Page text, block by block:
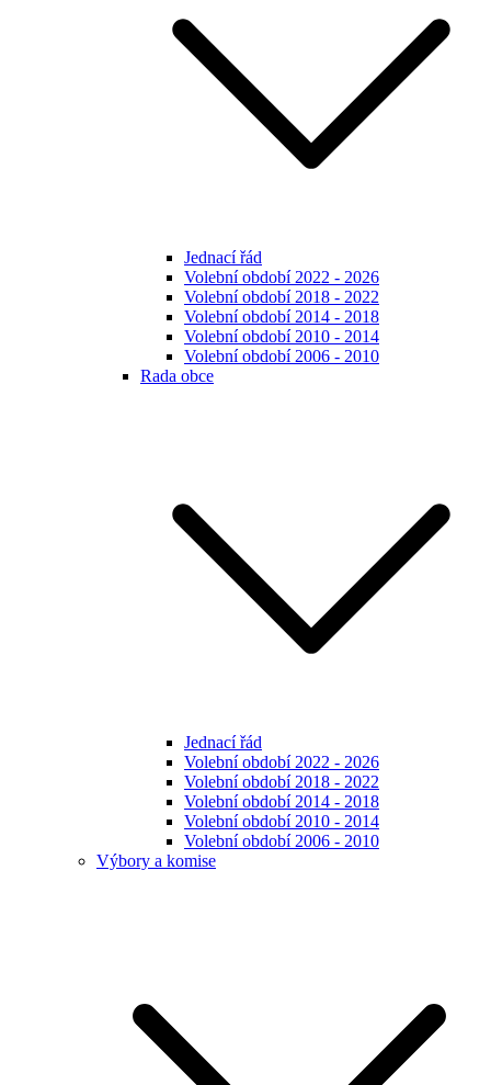
Jednací řád
Volební období 2022 - 2026
Volební období 2018 - 2022
Volební období 2014 - 2018
Volební období 2010 - 2014
Volební období 2006 - 2010
Rada obce
Jednací řád
Volební období 2022 - 2026
Volební období 2018 - 2022
Volební období 2014 - 2018
Volební období 2010 - 2014
Volební období 2006 - 2010
Výbory a komise